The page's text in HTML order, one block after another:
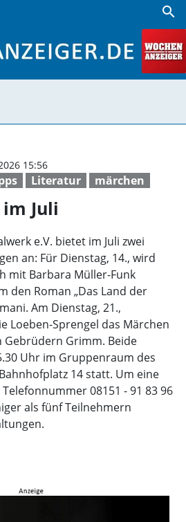
search
Literatur märchen
15:56
Juli
e.V. bietet im Juli zwei
an: Für Dienstag, 14., wird
mit Barbara Müller-Funk
den Roman „Das Land der
Am Dienstag, 21.,
Loeben-Sprengel das Märchen
Grimm. Beide
Uhr im Gruppenraum des
14 statt. Um eine
08151 - 91 83 96
als fünf Teilnehmern